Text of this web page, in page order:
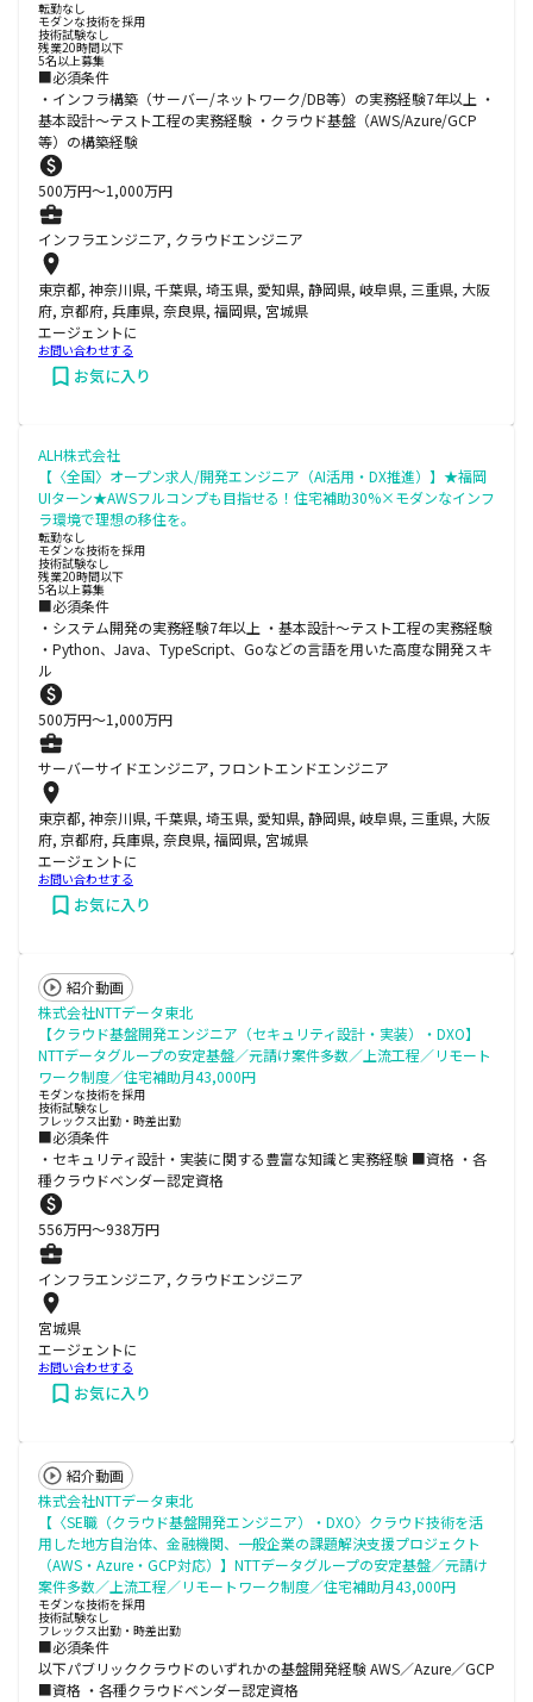
転勤なし
モダンな技術を採用
技術試験なし
残業20時間以下
5名以上募集
■必須条件
・インフラ構築（サーバー/ネットワーク/DB等）の実務経験7年以上 ・
基本設計～テスト工程の実務経験 ・クラウド基盤（AWS/Azure/GCP
等）の構築経験
500万円〜1,000万円
インフラエンジニア, クラウドエンジニア
東京都, 神奈川県, 千葉県, 埼玉県, 愛知県, 静岡県, 岐阜県, 三重県, 大阪
府, 京都府, 兵庫県, 奈良県, 福岡県, 宮城県
エージェントに
お問い合わせする
お気に入り
ALH株式会社
【〈全国〉オープン求人/開発エンジニア（AI活用・DX推進）】★福岡
UIターン★AWSフルコンプも目指せる！住宅補助30%×モダンなインフ
ラ環境で理想の移住を。
転勤なし
モダンな技術を採用
技術試験なし
残業20時間以下
5名以上募集
■必須条件
・システム開発の実務経験7年以上 ・基本設計～テスト工程の実務経験
・Python、Java、TypeScript、Goなどの言語を用いた高度な開発スキ
ル
500万円〜1,000万円
サーバーサイドエンジニア, フロントエンドエンジニア
東京都, 神奈川県, 千葉県, 埼玉県, 愛知県, 静岡県, 岐阜県, 三重県, 大阪
府, 京都府, 兵庫県, 奈良県, 福岡県, 宮城県
エージェントに
お問い合わせする
お気に入り
紹介動画
株式会社NTTデータ東北
【クラウド基盤開発エンジニア（セキュリティ設計・実装）・DXO】
NTTデータグループの安定基盤／元請け案件多数／上流工程／リモート
ワーク制度／住宅補助月43,000円
モダンな技術を採用
技術試験なし
フレックス出勤・時差出勤
■必須条件
・セキュリティ設計・実装に関する豊富な知識と実務経験 ■資格 ・各
種クラウドベンダー認定資格
556万円〜938万円
インフラエンジニア, クラウドエンジニア
宮城県
エージェントに
お問い合わせする
お気に入り
紹介動画
株式会社NTTデータ東北
【〈SE職（クラウド基盤開発エンジニア）・DXO〉クラウド技術を活
用した地方自治体、金融機関、一般企業の課題解決支援プロジェクト
（AWS・Azure・GCP対応）】NTTデータグループの安定基盤／元請け
案件多数／上流工程／リモートワーク制度／住宅補助月43,000円
モダンな技術を採用
技術試験なし
フレックス出勤・時差出勤
■必須条件
以下パブリッククラウドのいずれかの基盤開発経験 AWS／Azure／GCP
■資格 ・各種クラウドベンダー認定資格